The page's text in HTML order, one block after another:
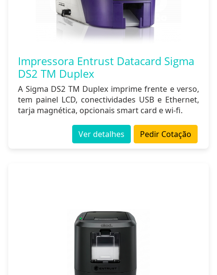
Impressora Entrust Datacard Sigma
DS2 TM Duplex
A Sigma DS2 TM Duplex imprime frente e verso,
tem painel LCD, conectividades USB e Ethernet,
tarja magnética, opcionais smart card e wi-fi.
Pedir Cotação
Ver detalhes